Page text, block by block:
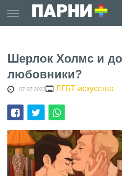
to
Шерлок Холмс и
любовники?
07.07.2023 ЛГБТ-искусство